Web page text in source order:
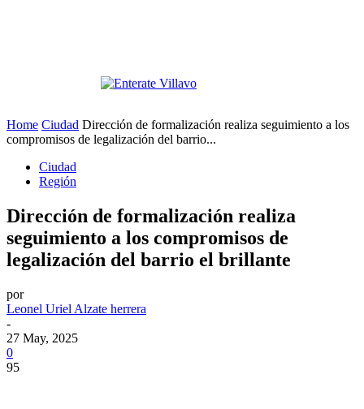
Home Ciudad Dirección de formalización realiza seguimiento a los
compromisos de legalización del barrio...
Ciudad
Región
Dirección de formalización realiza
seguimiento a los compromisos de
legalización del barrio el brillante
por
Leonel Uriel Alzate herrera
-
27 May, 2025
0
95